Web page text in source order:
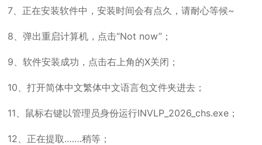
7、正在安装软件中，安装时间会有点久，请耐心等候~
8、弹出重启计算机，点击“Not now”；
9、软件安装成功，点击右上角的X关闭；
10、打开简体中文繁体中文语言包文件夹进去；
11、鼠标右键以管理员身份运行INVLP_2026_chs.exe；
12、正在提取.……稍等；